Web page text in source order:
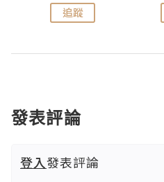
追蹤
發表評論
登入發表評論